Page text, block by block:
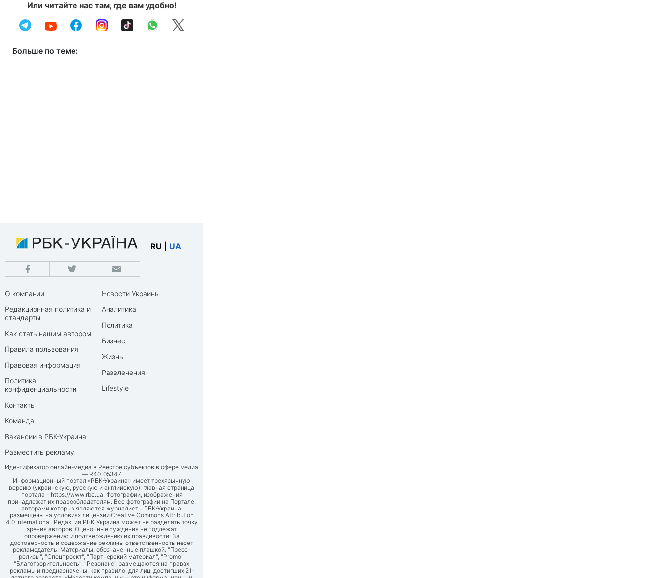
Или читайте нас там, где вам удобно!
Больше по теме:
RU UA
О компании
Редакционная политика и
стандарты
Как стать нашим автором
Правила пользования
Правовая информация
Политика
конфиденциальности
Контакты
Команда
Вакансии в РБК-Украина
Разместить рекламу
Новости Украины
Аналитика
Политика
Бизнес
Жизнь
Развлечения
Lifestyle
Идентификатор онлайн-медиа в Реестре субъектов в сфере медиа
— R40-05347
Информационный портал «РБК-Украина» имеет трехязычную
версию (украинскую, русскую и английскую), главная страница
портала – https://www.rbc.ua. Фотографии, изображения
принадлежат их правообладателям. Все фотографии на Портале,
авторами которых являются журналисты РБК-Украина,
размещены на условиях лицензии Creative Commons Attribution
4.0 International. Редакция РБК-Украина может не разделять точку
зрения авторов. Оценочные суждения не подлежат
опровержению и подтверждению их правдивости. За
достоверность и содержание рекламы ответственность несет
рекламодатель. Материалы, обозначенные плашкой: "Пресс-
релизы", "Спецпроект", "Партнерский материал", "Promo",
"Благотворительность", "Резонанс" размещаются на правах
рекламы и предназначены, как правило, для лиц, достигших 21-